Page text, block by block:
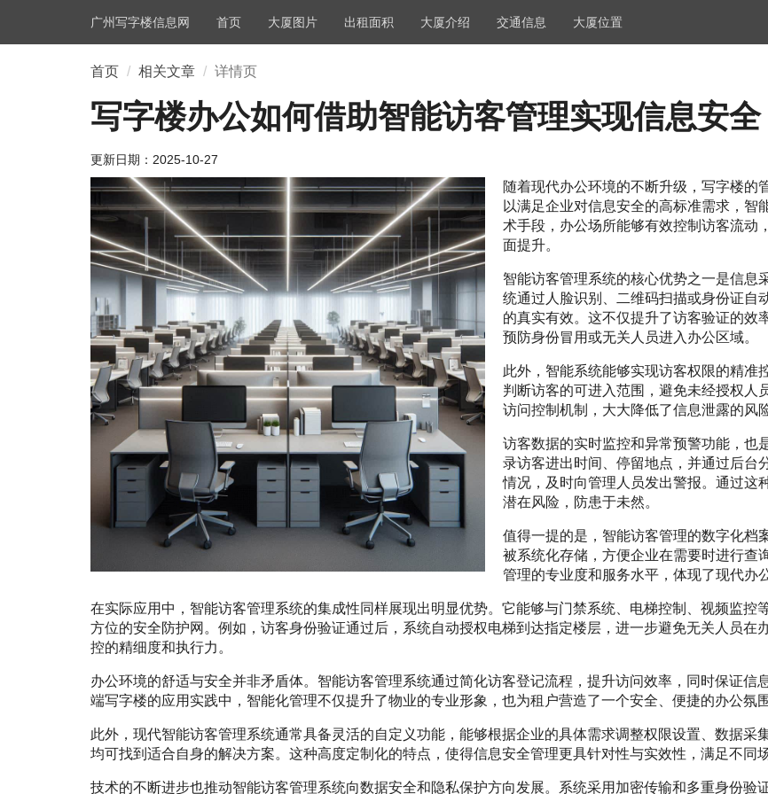
广州写字楼信息网 首页 大厦图片 出租面积 大厦介绍 交通信息 大厦位置
首页 相关文章 详情页
写字楼办公如何借助智能访客管理实现信息安全
更新日期： 2025-10-27
随着现代办公环境的不断升级，写字楼的
以满足企业对信息安全的高标准需求，
术手段，办公场所能够有效控制访客流动
面提升。
智能访客管理系统的核心优势之一是信息
统通过人脸识别、二维码扫描或身份证自
的真实有效。这不仅提升了访客验证的效
预防身份冒用或无关人员进入办公区域。
此外，智能系统能够实现访客权限的精准
判断访客的可进入范围，避免未经授权人
访问控制机制，大大降低了信息泄露的风
访客数据的实时监控和异常预警功能，也
录访客进出时间、停留地点，并通过后台
情况，及时向管理人员发出警报。通过这
潜在风险，防患于未然。
值得一提的是，智能访客管理的数字化档
被系统化存储，方便企业在需要时进行查
管理的专业度和服务水平，体现了现代办
在实际应用中，智能访客管理系统的集成性同样展现出明显优势。它能够与门禁系统、电梯控制、视频监控
方位的安全防护网。例如，访客身份验证通过后，系统自动授权电梯到达指定楼层，进一步避免无关人员在
控的精细度和执行力。
办公环境的舒适与安全并非矛盾体。智能访客管理系统通过简化访客登记流程，提升访问效率，同时保证信
端写字楼的应用实践中，智能化管理不仅提升了物业的专业形象，也为租户营造了一个安全、便捷的办公氛
此外，现代智能访客管理系统通常具备灵活的自定义功能，能够根据企业的具体需求调整权限设置、数据采
均可找到适合自身的解决方案。这种高度定制化的特点，使得信息安全管理更具针对性与实效性，满足不同
技术的不断进步也推动智能访客管理系统向数据安全和隐私保护方向发展。系统采用加密传输和多重身份验